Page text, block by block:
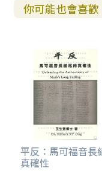
你可能也會喜歡
平反：馬可福音長
真確性